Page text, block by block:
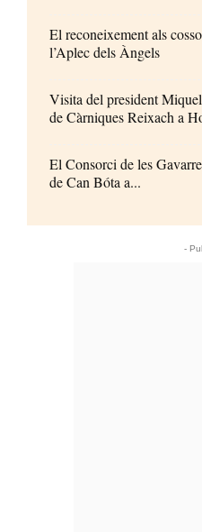
El reconeixement als
l’Aplec dels Àngels
Visita del president
de Càrniques Reixach a
El Consorci de les
de Can Bóta a...
-